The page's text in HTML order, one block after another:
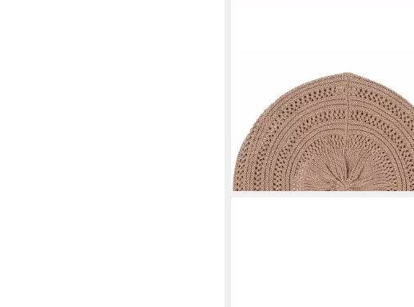
Baskenmütze Loevenich Béret mit
süßem Loch-Muster
ab 39,95 €
lieferbar - in 2-3 Werktagen bei dir
+4